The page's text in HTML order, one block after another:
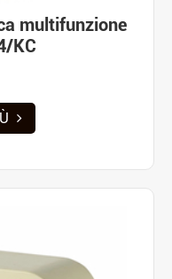
multifunzione
KC